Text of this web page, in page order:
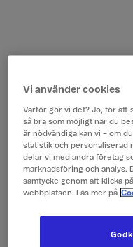
Vi använder cookies
Varför gör vi det? Jo, för att
så bra som möjligt när du
är nödvändiga kan vi – om
statistik och personaliserad
delar vi med andra företag
marknadsföring och analys.
samtycke genom att klicka
webbplatsen. Läs mer på